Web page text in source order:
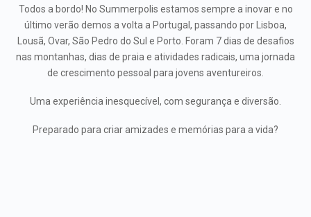
Todos a bordo! No Summerpolis estamos sempre a inovar e no
último verão demos a volta a Portugal, passando por Lisboa,
Lousã, Ovar, São Pedro do Sul e Porto. Foram 7 dias de desafios
nas montanhas, dias de praia e atividades radicais, uma jornada
de crescimento pessoal para jovens aventureiros.
Uma experiência inesquecível, com segurança e diversão.
Preparado para criar amizades e memórias para a vida?